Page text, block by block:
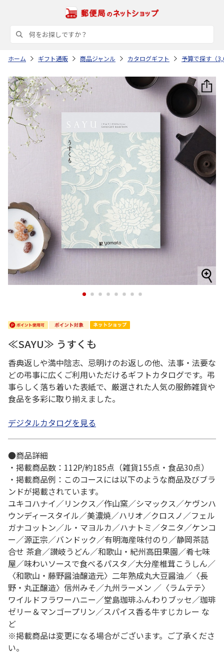
ホーム ギフト通販 商品ジャンル カタログギフト 予算で探す（
1 2 3 4 5 6 7 8
≪SAYU≫ うすくも
香典返しや満中陰志、忌明けのお返しの他、法事・法要な
どの弔事に広くご利用いただけるギフトカタログです。弔
事らしく落ち着いた表紙で、厳選された人気の服飾雑貨や
食品を多彩に取り揃えました。
デジタルカタログを見る
●商品詳細
・掲載商品数：112P/約185点（雑貨155点・食品30点）
・掲載商品例：このコースには以下のような商品及びブラ
ンドが掲載されています。
ユキコハナイ／リンクス／作山窯／シマックス／ケヴンハ
ウンディースタイル／美濃焼／ハリオ／クロスノ／フェル
ガナコットン／ル・マヨルカ／ハナトミ／タニタ／ケンコ
ー／源正宗／バンドック／有明海産味付のり／静岡茶詰
合せ 茶倉／讃岐うどん／和歌山・紀州高田果園／肴七味
屋／味わいソースで食べるパスタ／大分産椎茸こうしん／
〈和歌山・藤野醤油醸造元〉二年熟成丸大豆醤油／〈長
野・丸正醸造〉信州みそ／九州ラーメン ／〈ラムテテ〉
ワイルドフラワーハニー／堂島珈琲ふんわりブッセ／珈琲
ゼリー＆マンゴープリン／スパイス香る牛すじカレー な
ど
※掲載商品は変更になる場合がございます。ご了承くださ
い。